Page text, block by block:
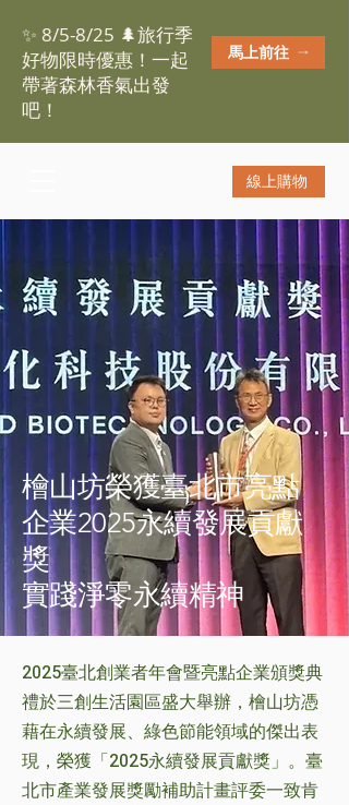
線上購物
✨ 8/5-8/25 🌲旅行季
好物限時優惠！一起
帶著森林香氣出發
吧！
馬上前往
檜山坊榮獲臺北市亮點
企業2025永續發展貢獻
獎
實踐淨零永續精神
2025臺北創業者年會暨亮點企業頒獎典
禮於三創生活園區盛大舉辦，檜山坊憑
藉在永續發展、綠色節能領域的傑出表
現，榮獲「2025永續發展貢獻獎」。臺
北市產業發展獎勵補助計畫評委一致肯